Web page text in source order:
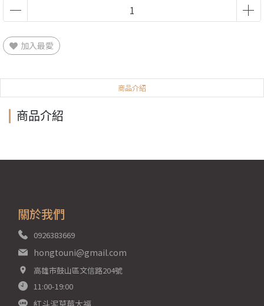
加入最愛
商品介紹
商品介紹
關於我們
0926383669
hongtouni@gmail.com
高雄市鼓山區文信路204號
11:00-19:00